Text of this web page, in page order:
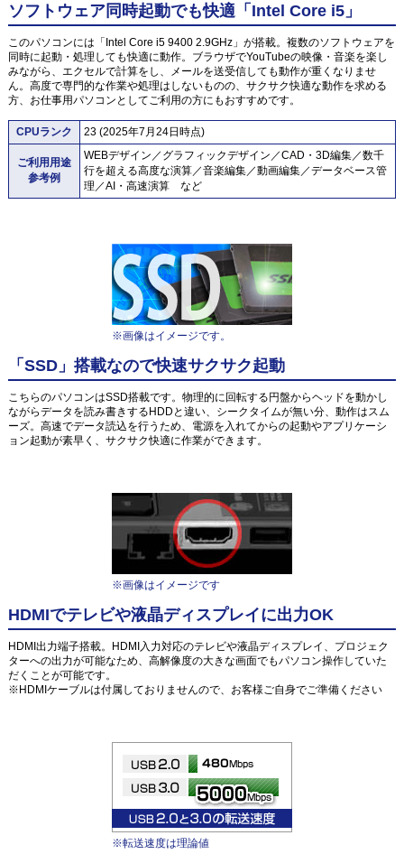
ソフトウェア同時起動でも快適「Intel Core i5」
このパソコンには「Intel Core i5 9400 2.9GHz」が搭載。複数のソフトウェアを
同時に起動・処理しても快適に動作。ブラウザでYouTubeの映像・音楽を楽し
みながら、エクセルで計算をし、メールを送受信しても動作が重くなりませ
ん。高度で専門的な作業や処理はしないものの、サクサク快適な動作を求める
方、お仕事用パソコンとしてご利用の方にもおすすめです。
CPUランク 23 (2025年7月24日時点)
ご利用用途
参考例
WEBデザイン／グラフィックデザイン／CAD・3D編集／数千
行を超える高度な演算／音楽編集／動画編集／データベース管
理／AI・高速演算 など
※画像はイメージです。
「SSD」搭載なので快速サクサク起動
こちらのパソコンはSSD搭載です。物理的に回転する円盤からヘッドを動かし
ながらデータを読み書きするHDDと違い、シークタイムが無い分、動作はスム
ーズ。高速でデータ読込を行うため、電源を入れてからの起動やアプリケーシ
ョン起動が素早く、サクサク快適に作業ができます。
※画像はイメージです
HDMIでテレビや液晶ディスプレイに出力OK
HDMI出力端子搭載。HDMI入力対応のテレビや液晶ディスプレイ、プロジェク
ターへの出力が可能なため、高解像度の大きな画面でもパソコン操作していた
だくことが可能です。
※HDMIケーブルは付属しておりませんので、お客様ご自身でご準備ください
※転送速度は理論値